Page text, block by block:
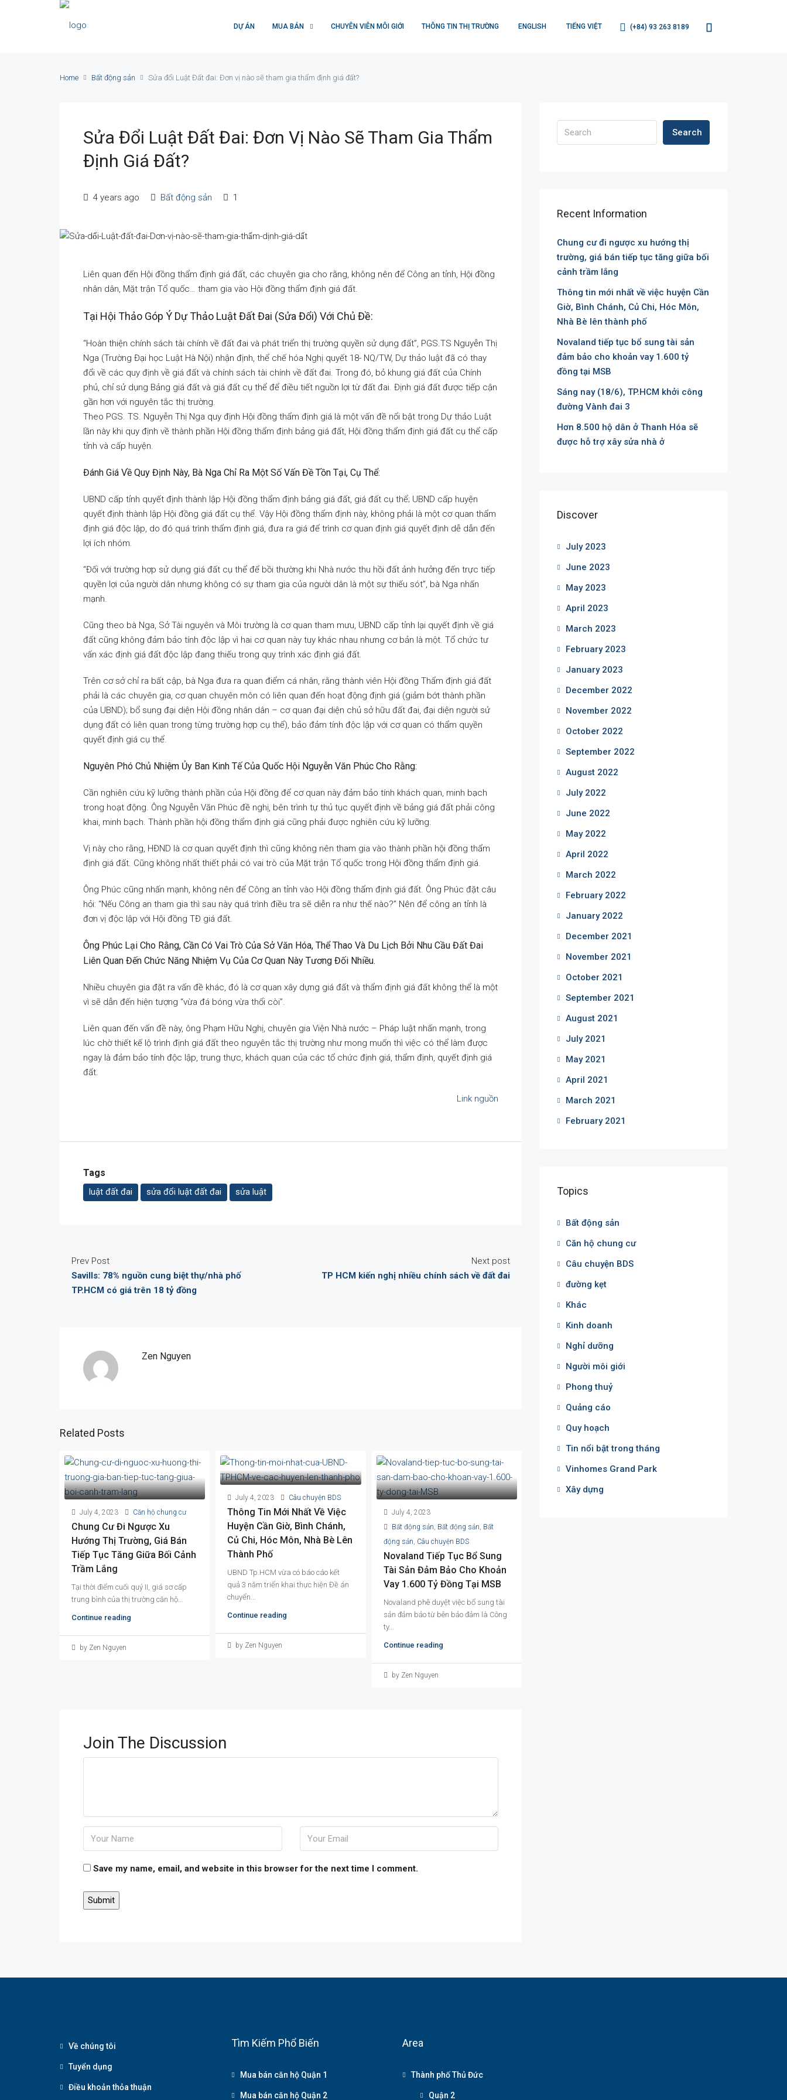
DỰ ÁN MUA BÁN CHUYÊN VIÊN MÔI GIỚI THÔNG TIN THỊ TRƯỜNG ENGLISH TIẾNG VIỆT (+84) 93 263 8189
Home Bất động sản Sửa đổi Luật Đất đai: Đơn vị nào sẽ tham gia thẩm định giá đất?
Sửa Đổi Luật Đất Đai: Đơn Vị Nào Sẽ Tham Gia Thẩm
Định Giá Đất?
4 years ago Bất động sản 1
Liên quan đến Hội đồng thẩm định giá đất, các chuyên gia cho rằng, không nên để Công an tỉnh, Hội đồng
nhân dân, Mặt trận Tổ quốc… tham gia vào Hội đồng thẩm định giá đất.
Tại Hội Thảo Góp Ý Dự Thảo Luật Đất Đai (sửa Đổi) Với Chủ Đề:
“Hoàn thiện chính sách tài chính về đất đai và phát triển thị trường quyền sử dụng đất”, PGS.TS Nguyễn Thị
Nga (Trường Đại học Luật Hà Nội) nhận định, thể chế hóa Nghị quyết 18- NQ/TW, Dự thảo luật đã có thay
đổi về các quy định về giá đất và chính sách tài chính về đất đai. Trong đó, bỏ khung giá đất của Chính
phủ, chỉ sử dụng Bảng giá đất và giá đất cụ thể để điều tiết nguồn lợi từ đất đai. Định giá đất được tiếp cận
gần hơn với nguyên tắc thị trường.
Theo PGS. TS. Nguyễn Thị Nga quy định Hội đồng thẩm định giá là một vấn đề nổi bật trong Dự thảo Luật
lần này khi quy định về thành phần Hội đồng thẩm định bảng giá đất, Hội đồng thẩm định giá đất cụ thể cấp
tỉnh và cấp huyện.
Đánh Giá Về Quy Định Này, Bà Nga Chỉ Ra Một Số Vấn Đề Tồn Tại, Cụ Thể:
UBND cấp tỉnh quyết định thành lập Hội đồng thẩm định bảng giá đất, giá đất cụ thể; UBND cấp huyện
quyết định thành lập Hội đồng giá đất cụ thể. Vậy Hội đồng thẩm định này, không phải là một cơ quan thẩm
định giá độc lập, do đó quá trình thẩm định giá, đưa ra giá để trình cơ quan định giá quyết định dễ dẫn đến
lợi ích nhóm.
“Đối với trường hợp sử dụng giá đất cụ thể để bồi thường khi Nhà nước thu hồi đất ảnh hưởng đến trực tiếp
quyền lợi của người dân nhưng không có sự tham gia của người dân là một sự thiếu sót”, bà Nga nhấn
mạnh.
Cũng theo bà Nga, Sở Tài nguyên và Môi trường là cơ quan tham mưu, UBND cấp tỉnh lại quyết định về giá
đất cũng không đảm bảo tính độc lập vì hai cơ quan này tuy khác nhau nhưng cơ bản là một. Tổ chức tư
vấn xác định giá đất độc lập đang thiếu trong quy trình xác định giá đất.
Trên cơ sở chỉ ra bất cập, bà Nga đưa ra quan điểm cá nhân, rằng thành viên Hội đồng Thẩm định giá đất
phải là các chuyên gia, cơ quan chuyên môn có liên quan đến hoạt động định giá (giảm bớt thành phần
của UBND); bổ sung đại diện Hội đồng nhân dân – cơ quan đại diện chủ sở hữu đất đai, đại diện người sử
dụng đất có liên quan trong từng trường hợp cụ thể), bảo đảm tính độc lập với cơ quan có thẩm quyền
quyết định giá cụ thể.
Nguyên Phó Chủ Nhiệm Ủy Ban Kinh Tế Của Quốc Hội Nguyễn Văn Phúc Cho Rằng:
Cần nghiên cứu kỹ lưỡng thành phần của Hội đồng để cơ quan này đảm bảo tính khách quan, minh bạch
trong hoạt động. Ông Nguyễn Văn Phúc đề nghị, bên trình tự thủ tục quyết định về bảng giá đất phải công
khai, minh bạch. Thành phần hội đồng thẩm định giá cũng phải được nghiên cứu kỹ lưỡng.
Vị này cho rằng, HĐND là cơ quan quyết định thì cũng không nên tham gia vào thành phần hội đồng thẩm
định giá đất. Cũng không nhất thiết phải có vai trò của Mặt trận Tổ quốc trong Hội đồng thẩm định giá.
Ông Phúc cũng nhấn mạnh, không nên để Công an tỉnh vào Hội đồng thẩm định giá đất. Ông Phúc đặt câu
hỏi: “Nếu Công an tham gia thì sau này quá trình điều tra sẽ diễn ra như thế nào?” Nên để công an tỉnh là
đơn vị độc lập với Hội đồng TĐ giá đất.
Ông Phúc Lại Cho Rằng, Cần Có Vai Trò Của Sở Văn Hóa, Thể Thao Và Du Lịch Bởi Nhu Cầu Đất Đai
Liên Quan Đến Chức Năng Nhiệm Vụ Của Cơ Quan Này Tương Đối Nhiều.
Nhiều chuyên gia đặt ra vấn đề khác, đó là cơ quan xây dựng giá đất và thẩm định giá đất không thể là một
vì sẽ dẫn đến hiện tượng “vừa đá bóng vừa thổi còi”.
Liên quan đến vấn đề này, ông Phạm Hữu Nghị, chuyên gia Viện Nhà nước – Pháp luật nhấn mạnh, trong
lúc chờ thiết kế lộ trình định giá đất theo nguyên tắc thị trường như mong muốn thì việc có thể làm được
ngay là đảm bảo tính độc lập, trung thực, khách quan của các tổ chức định giá, thẩm định, quyết định giá
đất.
Link nguồn
Tags
luật đất đai sửa đổi luật đất đai sửa luật
Prev Post
Savills: 78% nguồn cung biệt thự/nhà phố
TP.HCM có giá trên 18 tỷ đồng
Next post
TP HCM kiến nghị nhiều chính sách về đất đai
Zen Nguyen
Related Posts
July 4, 2023 Căn hộ chung cư
Chung Cư Đi Ngược Xu
Hướng Thị Trường, Giá Bán
Tiếp Tục Tăng Giữa Bối Cảnh
Trầm Lắng
Tại thời điểm cuối quý II, giá sơ cấp
trung bình của thị trường căn hộ...
Continue reading
by Zen Nguyen
July 4, 2023 Câu chuyện BDS
Thông Tin Mới Nhất Về Việc
Huyện Cần Giờ, Bình Chánh,
Củ Chi, Hóc Môn, Nhà Bè Lên
Thành Phố
UBND Tp.HCM vừa có báo cáo kết
quả 3 năm triển khai thực hiện Đề án
chuyển...
Continue reading
by Zen Nguyen
July 4, 2023
Bất động sản Bất động sản Bất
động sản Câu chuyện BDS
Novaland Tiếp Tục Bổ Sung
Tài Sản Đảm Bảo Cho Khoản
Vay 1.600 Tỷ Đồng Tại MSB
Novaland phê duyệt việc bổ sung tài
sản đảm bảo từ bên bảo đảm là Công
ty...
Continue reading
by Zen Nguyen
Join The Discussion
Save my name, email, and website in this browser for the next time I comment.
Search
Recent Information
Chung cư đi ngược xu hướng thị
trường, giá bán tiếp tục tăng giữa bối
cảnh trầm lắng
Thông tin mới nhất về việc huyện Cần
Giờ, Bình Chánh, Củ Chi, Hóc Môn,
Nhà Bè lên thành phố
Novaland tiếp tục bổ sung tài sản
đảm bảo cho khoản vay 1.600 tỷ
đồng tại MSB
Sáng nay (18/6), TP.HCM khởi công
đường Vành đai 3
Hơn 8.500 hộ dân ở Thanh Hóa sẽ
được hỗ trợ xây sửa nhà ở
Discover
July 2023
June 2023
May 2023
April 2023
March 2023
February 2023
January 2023
December 2022
November 2022
October 2022
September 2022
August 2022
July 2022
June 2022
May 2022
April 2022
March 2022
February 2022
January 2022
December 2021
November 2021
October 2021
September 2021
August 2021
July 2021
May 2021
April 2021
March 2021
February 2021
Topics
Bất động sản
Căn hộ chung cư
Câu chuyện BDS
đường kẹt
Khác
Kinh doanh
Nghỉ dưỡng
Người môi giới
Phong thuỷ
Quảng cáo
Quy hoạch
Tin nổi bật trong tháng
Vinhomes Grand Park
Xây dựng
Về chúng tôi
Tuyển dụng
Điều khoản thỏa thuận
Tìm Kiếm Phổ Biến
Mua bán căn hộ Quận 1
Mua bán căn hộ Quận 2
Area
Thành phố Thủ Đức
Quận 2